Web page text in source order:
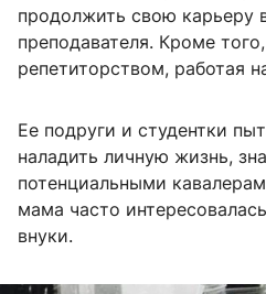
продолжить свою карьеру
преподавателя. Кроме
репетиторством, работая
Ее подруги и студентки
наладить личную жизнь,
потенциальными
мама часто
внуки.